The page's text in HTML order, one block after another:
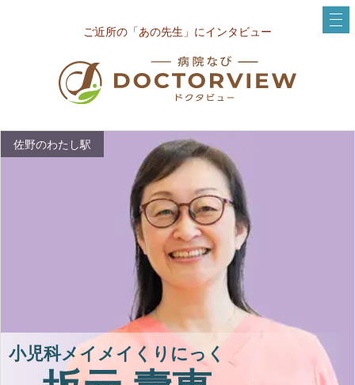
ご近所の「あの先生」にインタビュー
佐野のわたし駅
小児科メイメイくりにっく